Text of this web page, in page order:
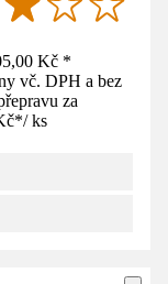
Kč *
vč. DPH a bez
za
*/ ks